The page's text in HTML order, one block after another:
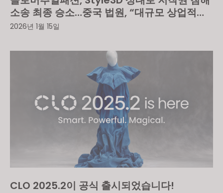
소송 최종 승소…중국 법원, “대규모 상업적
불법 복제” 인정
2026년 1월 15일
CLO 2025.2이 공식 출시되었습니다!